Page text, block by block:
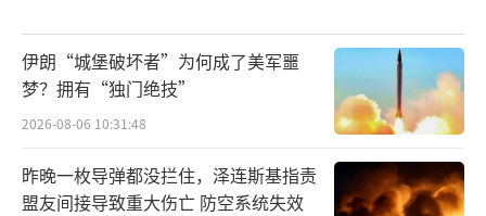
伊朗“城堡破坏者”为何成了美军噩
梦？拥有“独门绝技”
2026-08-06 10:31:48
昨晚一枚导弹都没拦住，泽连斯基指责
盟友间接导致重大伤亡 防空系统失效